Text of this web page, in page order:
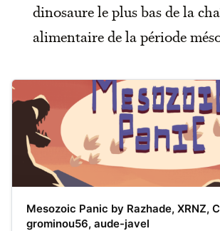
dinosaure le plus bas de la
alimentaire de la période
Mesozoic Panic by Razhade, XRNZ,
grominou56, aude-javel